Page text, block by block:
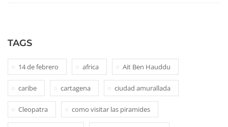
TAGS
14 de febrero africa Ait Ben Hauddu
caribe cartagena ciudad amurallada
Cleopatra como visitar las piramides